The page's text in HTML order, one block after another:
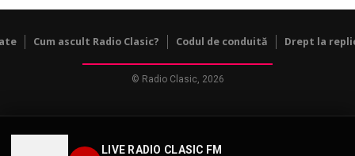
LIVE RADIO CLASIC FM
Cum ascult Radio Clasic? Codul de conduită Drept la
© Radio Clasic, 2026